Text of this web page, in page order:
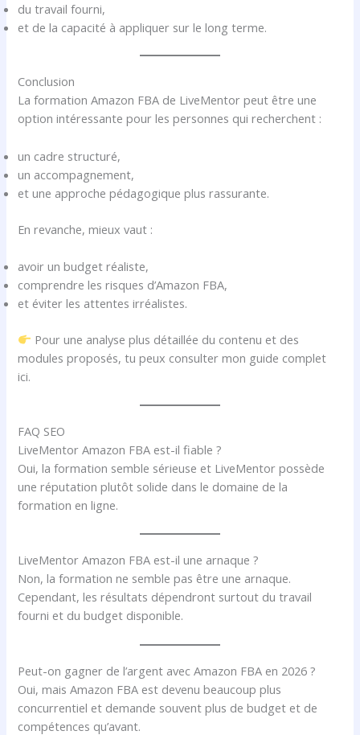
du travail fourni,
et de la capacité à appliquer sur le long terme.
Conclusion
La formation Amazon FBA de LiveMentor peut être une
option intéressante pour les personnes qui recherchent :
un cadre structuré,
un accompagnement,
et une approche pédagogique plus rassurante.
En revanche, mieux vaut :
avoir un budget réaliste,
comprendre les risques d’Amazon FBA,
et éviter les attentes irréalistes.
Pour une analyse plus détaillée du contenu et des
modules proposés, tu peux consulter mon guide complet
ici.
FAQ SEO
LiveMentor Amazon FBA est-il fiable ?
Oui, la formation semble sérieuse et LiveMentor possède
une réputation plutôt solide dans le domaine de la
formation en ligne.
LiveMentor Amazon FBA est-il une arnaque ?
Non, la formation ne semble pas être une arnaque.
Cependant, les résultats dépendront surtout du travail
fourni et du budget disponible.
Peut-on gagner de l’argent avec Amazon FBA en 2026 ?
Oui, mais Amazon FBA est devenu beaucoup plus
concurrentiel et demande souvent plus de budget et de
compétences qu’avant.